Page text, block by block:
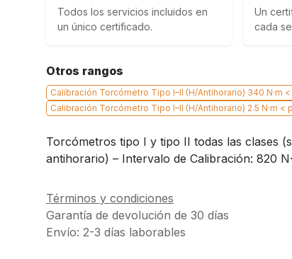
Todos los servicios incluidos en
un único certificado.
Un
cada
Otros rangos
Calibración Torcómetro Tipo I–II (H/Antihorario) 340 N·m <
Calibración Torcómetro Tipo I–II (H/Antihorario) 2.5 N·m <
Torcómetros tipo I y tipo II todas las clases
antihorario) – Intervalo de Calibración: 820
Términos y condiciones
Garantía de devolución de 30 días
Envío: 2-3 días laborables